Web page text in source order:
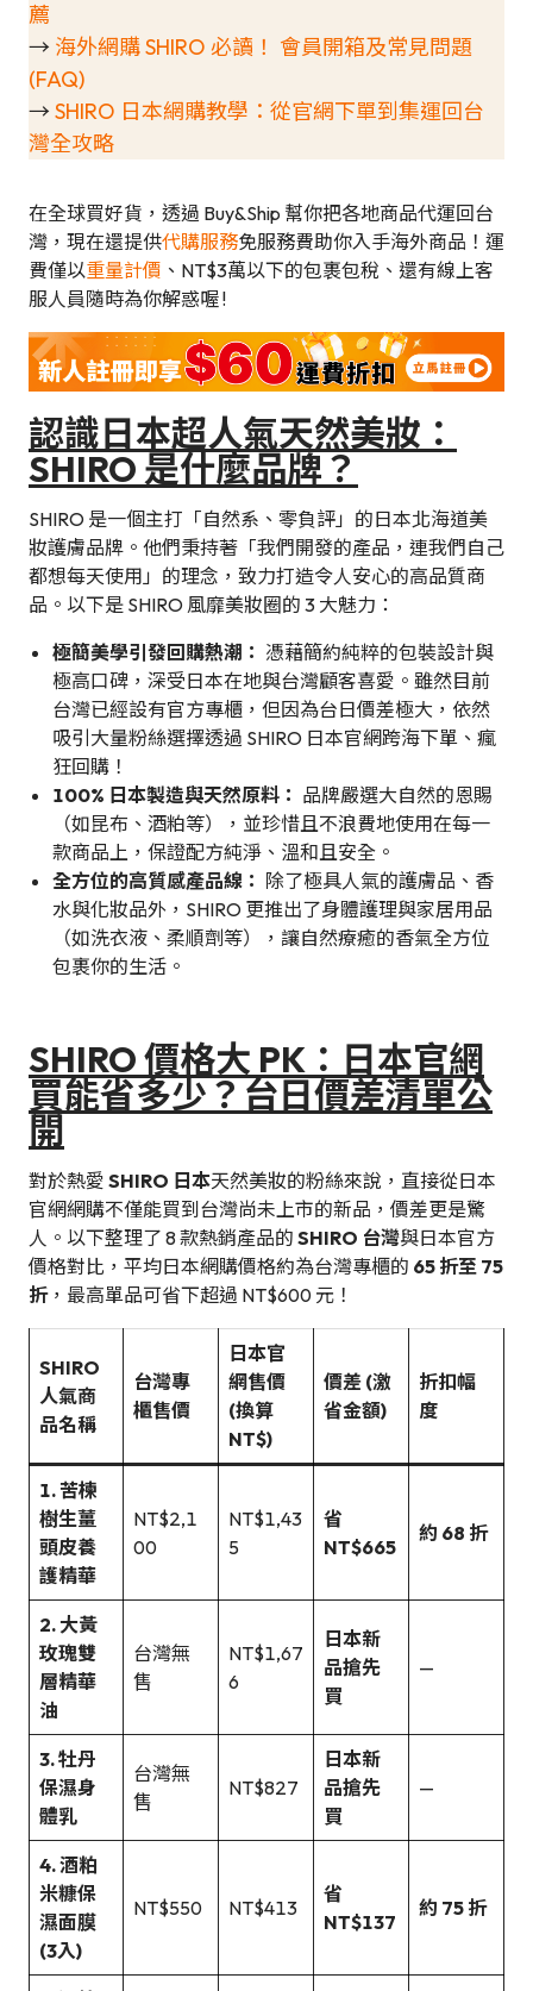
薦
→ 海外網購 SHIRO 必讀！ 會員開箱及常見問題
(FAQ)
→ SHIRO 日本網購教學：從官網下單到集運回台
灣全攻略
在全球買好貨，透過 Buy&Ship 幫你把各地商品代運回台
灣，現在還提供代購服務免服務費助你入手海外商品！運
費僅以重量計價 、NT$3萬以下的包裹包稅、還有線上客
服人員隨時為你解惑喔 !
認識日本超人氣天然美妝：
SHIRO 是什麼品牌？
SHIRO 是一個主打「自然系、零負評」的日本北海道美
妝護膚品牌。他們秉持著「我們開發的產品，連我們自己
都想每天使用」的理念，致力打造令人安心的高品質商
品。以下是 SHIRO 風靡美妝圈的 3 大魅力：
極簡美學引發回購熱潮： 憑藉簡約純粹的包裝設計與
極高口碑，深受日本在地與台灣顧客喜愛。雖然目前
台灣已經設有官方專櫃，但因為台日價差極大，依然
吸引大量粉絲選擇透過 SHIRO 日本官網跨海下單、瘋
狂回購！
100% 日本製造與天然原料： 品牌嚴選大自然的恩賜
（如昆布、酒粕等），並珍惜且不浪費地使用在每一
款商品上，保證配方純淨、溫和且安全。
全方位的高質感產品線： 除了極具人氣的護膚品、香
水與化妝品外，SHIRO 更推出了身體護理與家居用品
（如洗衣液、柔順劑等），讓自然療癒的香氣全方位
包裹你的生活。
SHIRO 價格大 PK：日本官網
買能省多少？台日價差清單公
開
對於熱愛 SHIRO 日本天然美妝的粉絲來說，直接從日本
官網網購不僅能買到台灣尚未上市的新品，價差更是驚
人。以下整理了 8 款熱銷產品的 SHIRO 台灣與日本官方
價格對比，平均日本網購價格約為台灣專櫃的 65 折至 75
折，最高單品可省下超過 NT$600 元！
SHIRO
人氣商
品名稱
台灣專
櫃售價
日本官
網售價
(換算
NT$)
價差 (激
省金額)
折扣幅
度
1. 苦楝
樹生薑
頭皮養
護精華
NT$2,1
00
NT$1,43
5
省
NT$665
約 68 折
2. 大黃
玫瑰雙
層精華
油
台灣無
售
NT$1,67
6
日本新
品搶先
買
—
3. 牡丹
保濕身
體乳
台灣無
售
NT$827
日本新
品搶先
買
—
4. 酒粕
米糠保
濕面膜
(3入)
NT$550 NT$413
省
NT$137
約 75 折